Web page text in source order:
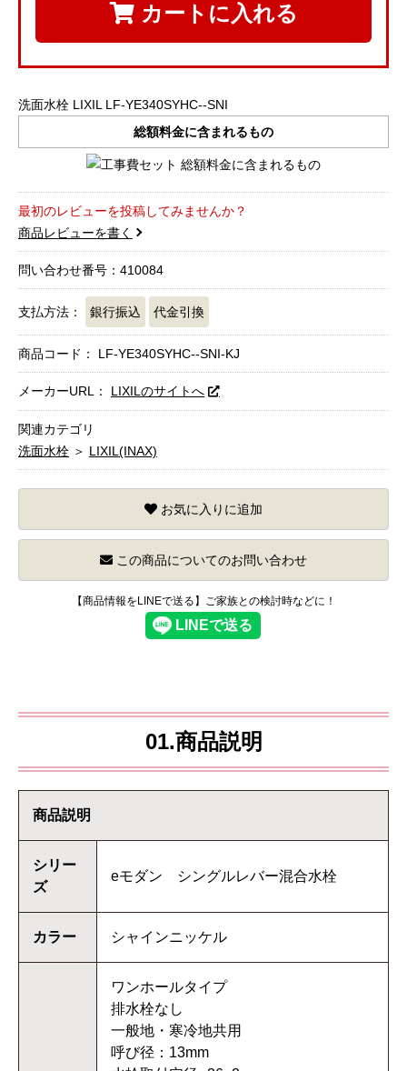
カートに入れる
洗面水栓 LIXIL LF-YE340SYHC--SNI
総額料金に含まれるもの
最初のレビューを投稿してみませんか？
商品レビューを書く
問い合わせ番号：410084
支払方法： 銀行振込 代金引換
商品コード： LF-YE340SYHC--SNI-KJ
メーカーURL： LIXILのサイトへ
関連カテゴリ
洗面水栓 ＞ LIXIL(INAX)
お気に入りに追加
この商品についてのお問い合わせ
【商品情報をLINEで送る】ご家族との検討時などに！
01.商品説明
商品説明
シリー
ズ
eモダン シングルレバー混合水栓
カラー シャインニッケル
ワンホールタイプ
排水栓なし
一般地・寒冷地共用
呼び径：13mm